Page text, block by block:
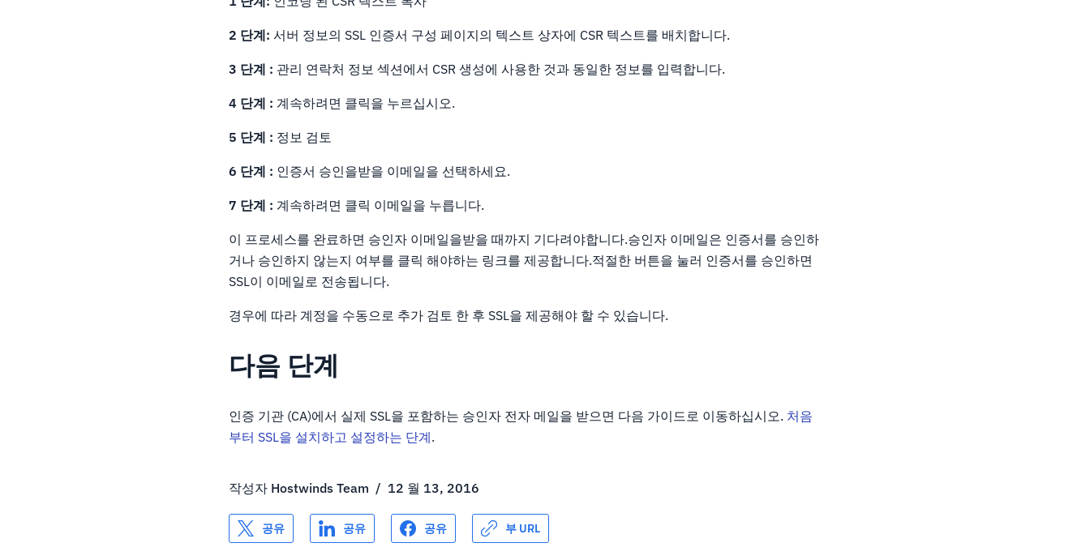
2 단계: 서버 정보의 SSL 인증서 구성 페이지의 텍스트 상자에 CSR 텍스트를 배치합니다.
3 단계 : 관리 연락처 정보 섹션에서 CSR 생성에 사용한 것과 동일한 정보를 입력합니다.
4 단계 : 계속하려면 클릭을 누르십시오.
5 단계 : 정보 검토
6 단계 : 인증서 승인을받을 이메일을 선택하세요.
7 단계 : 계속하려면 클릭 이메일을 누릅니다.
이 프로세스를 완료하면 승인자 이메일을받을 때까지 기다려야합니다.승인자 이메일은 인증서를 승인하
거나 승인하지 않는지 여부를 클릭 해야하는 링크를 제공합니다.적절한 버튼을 눌러 인증서를 승인하면
SSL이 이메일로 전송됩니다.
경우에 따라 계정을 수동으로 추가 검토 한 후 SSL을 제공해야 할 수 있습니다.
다음 단계
인증 기관 (CA)에서 실제 SSL을 포함하는 승인자 전자 메일을 받으면 다음 가이드로 이동하십시오. 처음
부터 SSL을 설치하고 설정하는 단계.
작성자 Hostwinds Team / 12 월 13, 2016
공유 공유 공유 부 URL